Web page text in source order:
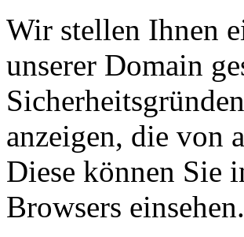
Wir stellen Ihnen
unserer Domain
anzeigen, die von
Diese können Sie
Browsers einsehen.